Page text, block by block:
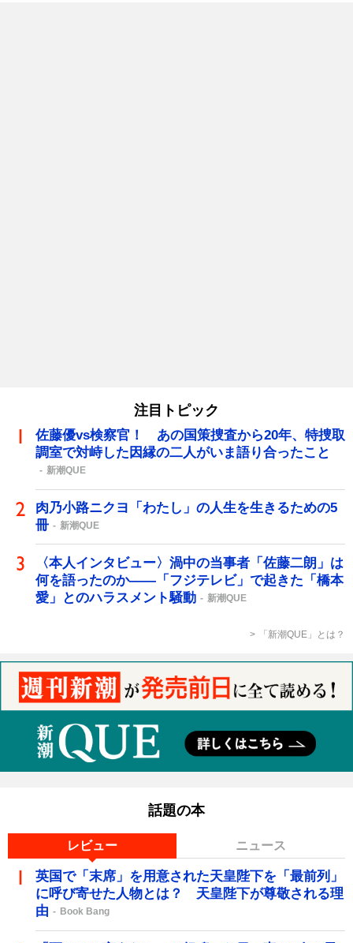
注目トピック
佐藤優vs検察官！ あの国策捜査から20年、特捜取
調室で対峙した因縁の二人がいま語り合ったこと
新潮QUE
肉乃小路ニクヨ「わたし」の人生を生きるための5
冊
新潮QUE
〈本人インタビュー〉渦中の当事者「佐藤二朗」は
何を語ったのか――「フジテレビ」で起きた「橋本
愛」とのハラスメント騒動
新潮QUE
「新潮QUE」とは？
話題の本
レビュー ニュース
英国で「末席」を用意された天皇陛下を「最前列」
に呼び寄せた人物とは？ 天皇陛下が尊敬される理
由
Book Bang